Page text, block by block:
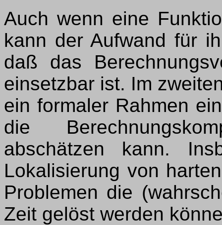
Auch wenn eine
kann der Aufwand für
daß das
einsetzbar ist. Im
ein formaler Rahmen
die
abschätzen kann.
Lokalisierung von
Problemen die
Zeit gelöst werden